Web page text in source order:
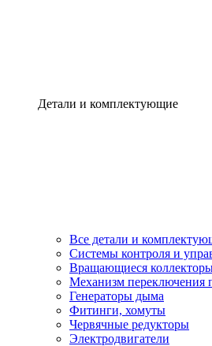
Детали и комплектующие
Все детали и
Системы контроля и
Вращающиеся
Механизм переключения
Генераторы дыма
Фитинги, хомуты
Червячные редукторы
Электродвигатели